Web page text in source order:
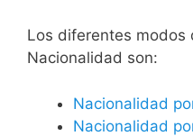
​​​Los diferentes modos
Nacionalidad son:
Nacionalidad
Nacionalidad